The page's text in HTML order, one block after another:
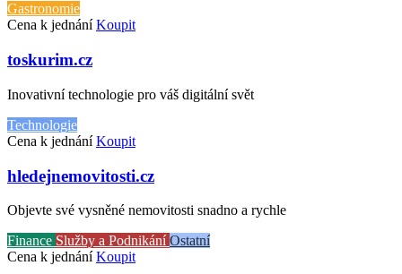
Gastronomie
Cena k jednání Koupit
toskurim.cz
Inovativní technologie pro váš digitální svět
Technologie
Cena k jednání Koupit
hledejnemovitosti.cz
Objevte své vysněné nemovitosti snadno a rychle
Finance Služby a PodnikáníOstatní
Cena k jednání Koupit